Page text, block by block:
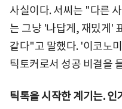
사실이다. 서씨는 "다른
는 그냥 '나답게, 재밌게'
같다"고 말했다. '이코노
틱토커로서 성공 비결을
틱톡을 시작한 계기는. 인